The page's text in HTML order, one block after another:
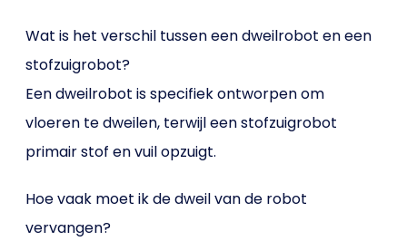
Wat is het verschil tussen een dweilrobot en een
stofzuigrobot?
Een dweilrobot is specifiek ontworpen om
vloeren te dweilen, terwijl een stofzuigrobot
primair stof en vuil opzuigt.
Hoe vaak moet ik de dweil van de robot
vervangen?